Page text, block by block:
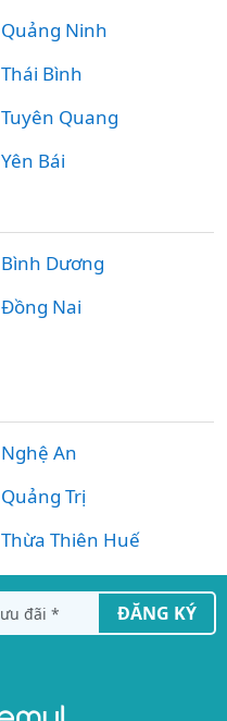
Quảng Ninh
Thái Bình
Tuyên Quang
Yên Bái
Bình Dương
Đồng Nai
Nghệ An
Quảng Trị
Thừa Thiên Huế
ĐĂNG KÝ